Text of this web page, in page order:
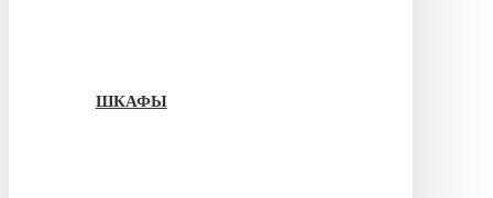
ШКАФЫ